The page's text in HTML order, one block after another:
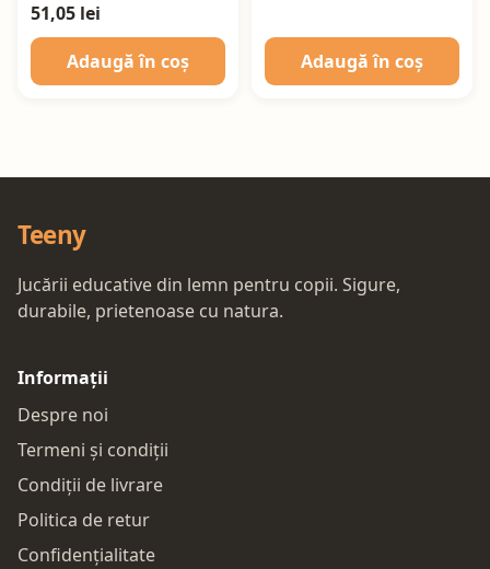
51,05 lei
Adaugă în coș
Adaugă în coș
Teeny
Jucării educative din lemn pentru copii. Sigure,
durabile, prietenoase cu natura.
Informații
Despre noi
Termeni și condiții
Condiții de livrare
Politica de retur
Confidențialitate